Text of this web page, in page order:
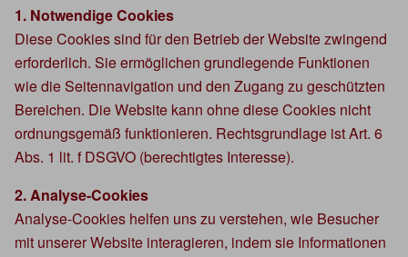
1. Notwendige Cookies
Diese Cookies sind für den Betrieb der Website zwingend
erforderlich. Sie ermöglichen grundlegende Funktionen
wie die Seitennavigation und den Zugang zu geschützten
Bereichen. Die Website kann ohne diese Cookies nicht
ordnungsgemäß funktionieren. Rechtsgrundlage ist Art. 6
Abs. 1 lit. f DSGVO (berechtigtes Interesse).
2. Analyse-Cookies
Analyse-Cookies helfen uns zu verstehen, wie Besucher
mit unserer Website interagieren, indem sie Informationen